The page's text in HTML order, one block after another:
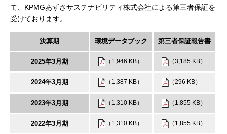
て、KPMGあずさサステナビリティ株式会社による第三者保証を
受けております。
決算期 環境データブック 第三者保証報告書
2025年3月期 （1,946 KB） （3,185 KB）
2024年3月期 （1,387 KB） （296 KB）
2023年3月期 （1,310 KB） （1,855 KB）
2022年3月期 （1,310 KB） （1,855 KB）